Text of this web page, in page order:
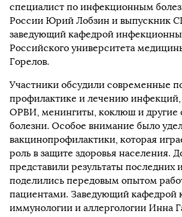
специалист по инфекционным
России Юрий Лобзин и выпускник
заведующий кафедрой
Российского университета
Горелов.
Участники обсудили современные
профилактике и лечению инфекций,
ОРВИ, менингиты, коклюш и другие
болезни. Особое внимание было
вакцинопрофилактики, которая
роль в защите здоровья населения.
представили результаты последних
поделились передовым опытом
пациентами. Заведующий кафедрой
иммунологии и аллергологии Инна